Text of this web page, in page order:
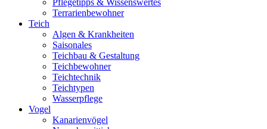
Pflegetipps & Wissenswertes
Terrarienbewohner
Teich
Algen & Krankheiten
Saisonales
Teichbau & Gestaltung
Teichbewohner
Teichtechnik
Teichtypen
Wasserpflege
Vogel
Kanarienvögel